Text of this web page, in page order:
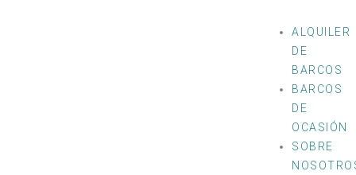
ALQUILER
DE
BARCOS
BARCOS
DE
OCASIÓN
SOBRE